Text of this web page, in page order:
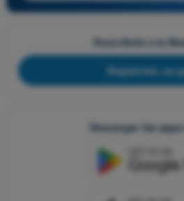
Suscríbete a la
Regístrate, es
Descargar las